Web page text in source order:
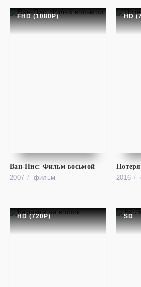
FHD (1080P)
Ван-Пис: Фильм восьмой
2007
фильм
HD
2016
HD (720P) SD